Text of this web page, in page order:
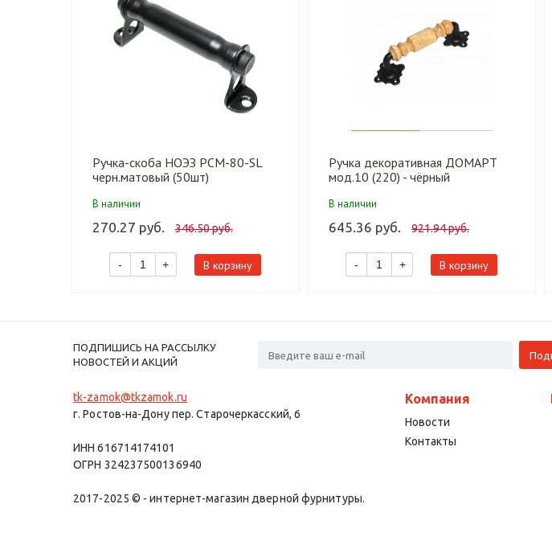
Ручка-скоба НОЭЗ РСМ-80-SL
черн.матовый (50шт)
В наличии
270.27 руб. 346.50 руб.
- + В корзину
Ручка декоративная ДОМАРТ
мод.10 (220) - чёрный
В наличии
645.36 руб. 921.94 руб.
- + В корзину
ПОДПИШИСЬ НА РАССЫЛКУ
НОВОСТЕЙ И АКЦИЙ
tk-zamok@tkzamok.ru
г. Ростов-на-Дону пер. Старочеркасский, 6
ИНН 616714174101
ОГРН 324237500136940
2017-2025 © - интернет-магазин дверной фурнитуры.
Компания
Новости
Контакты